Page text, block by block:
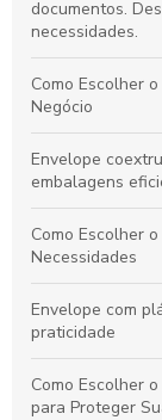
documentos.
necessidades.
Como Escolher
Negócio
Envelope
embalagens
Como Escolher
Necessidades
Envelope com
praticidade
Como Escolher
para Proteger